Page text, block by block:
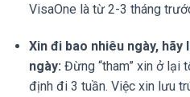
VisaOne là từ 2-3 tháng
Xin đi bao nhiêu ngày,
ngày: Đừng “tham” xin ở lại
định đi 3 tuần. Việc xin lưu